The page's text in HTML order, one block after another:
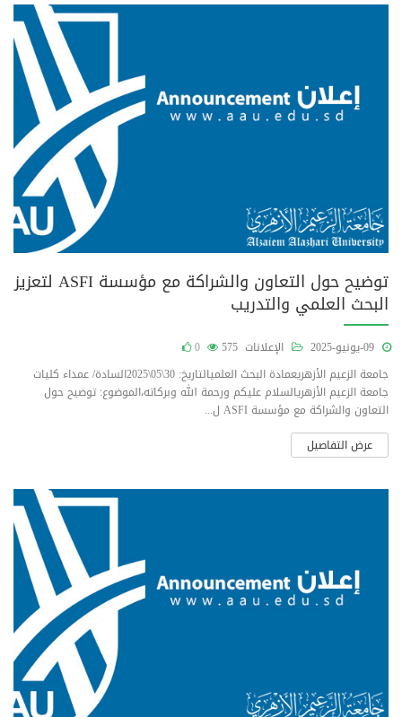
توضيح حول التعاون والشراكة مع مؤسسة ASFI لتعزيز
البحث العلمي والتدريب
الإعلانات 575
0
جامعة الزعيم الأزهريعمادة البحث العلميالتاريخ: 30\05\2025السادة/ عمداء كليات
جامعة الزعيم الأزهريالسلام عليكم ورحمة الله وبركاته،الموضوع: توضيح حول
التعاون والشراكة مع مؤسسة ASFI ل...
عرض التفاصيل